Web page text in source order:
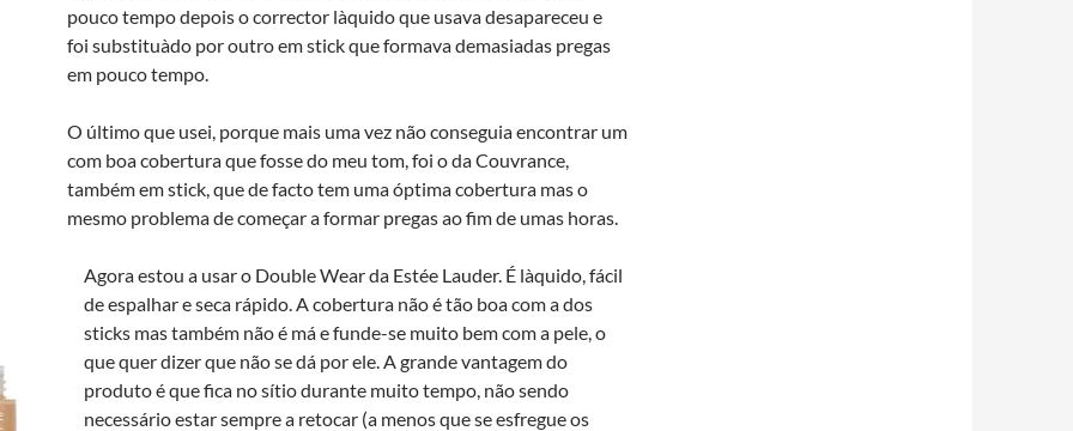
pouco tempo depois o corrector là­quido que usava desapareceu e
foi substituà­do por outro em stick que formava demasiadas pregas
em pouco tempo.
O último que usei, porque mais uma vez não conseguia encontrar um
com boa cobertura que fosse do meu tom, foi o da Couvrance,
também em stick, que de facto tem uma óptima cobertura mas o
mesmo problema de começar a formar pregas ao fim de umas horas.
Agora estou a usar o Double Wear da Estée Lauder. É là­quido, fácil
de espalhar e seca rápido. A cobertura não é tão boa com a dos
sticks mas também não é má e funde-se muito bem com a pele, o
que quer dizer que não se dá por ele. A grande vantagem do
produto é que fica no sí­tio durante muito tempo, não sendo
necessário estar sempre a retocar (a menos que se esfregue os